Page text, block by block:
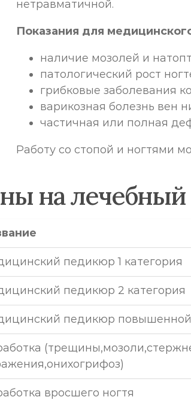
нетравматичной.
Показания для
наличие мозолей и
патологический рост
грибковые заболевания
варикозная болезнь вен
частичная или полная
Работу со стопой и ногтями
на
педикюр 1 категория
педикюр 2 категория
педикюр
вросшего ногтя